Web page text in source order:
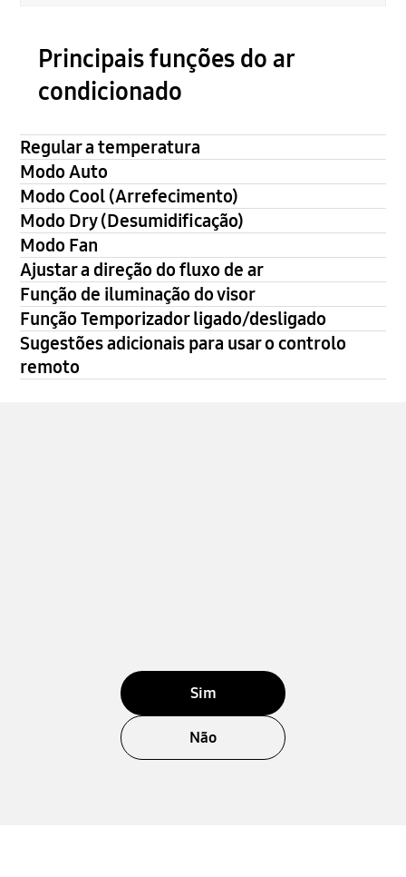
Principais funções do ar
condicionado
Regular a temperatura
Modo Auto
Modo Cool (Arrefecimento)
Modo Dry (Desumidificação)
Modo Fan
Ajustar a direção do fluxo de ar
Função de iluminação do visor
Função Temporizador ligado/desligado
Sugestões adicionais para usar o controlo
remoto
Sim
Não